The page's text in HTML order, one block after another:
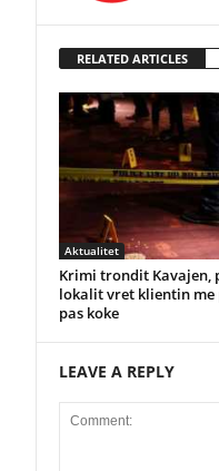
RELATED ARTICLES
Aktualitet
Krimi trondit Kavajen,
lokalit vret klientin me
pas koke
LEAVE A REPLY